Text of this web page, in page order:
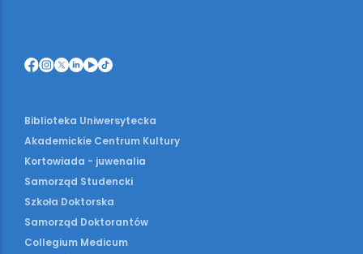
Biblioteka Uniwersytecka
Akademickie Centrum Kultury
Kortowiada - juwenalia
Samorząd Studencki
Szkoła Doktorska
Samorząd Doktorantów
Collegium Medicum